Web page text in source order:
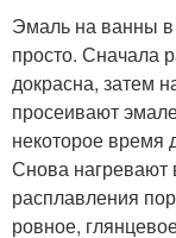
Эмаль на ванны в
просто. Сначала
докрасна, затем
просеивают
некоторое время
Снова
расплавления
ровное,